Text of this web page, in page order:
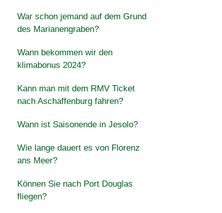
War schon jemand auf dem Grund
des Marianengraben?
Wann bekommen wir den
klimabonus 2024?
Kann man mit dem RMV Ticket
nach Aschaffenburg fahren?
Wann ist Saisonende in Jesolo?
Wie lange dauert es von Florenz
ans Meer?
Können Sie nach Port Douglas
fliegen?